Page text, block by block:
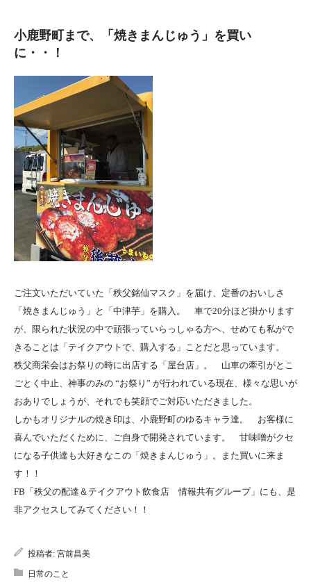
小鹿野町まで、「焼きまんじゅう」を買い
に・・！
ご注文いただいていた「秩父銘仙マスク」を届け、定番のおいしさ
「焼きまんじゅう」と「中津芋」を購入。 車で20分ほど掛かります
が、限られた状況の中で頑張っていらっしゃる方へ、せめても私がで
きることは「テイクアウトで、購入する」ことだと思っています。
秩父商栄会はお祭りの時に出店する「屋台店」。 山車の牽引がとこ
ごとく中止、神事のみの “お祭り” が行われている現在、様々な思いが
おありでしょうが、それでも笑顔でご対応いただきました。
しかもオリジナルの焼き印は、小鹿野町のゆるキャラ達。 お客様に
喜んでいただくために、ご自身で開発されています。 甘味噌がクセ
になる子供達も大好きなこの「焼きまんじゅう」。また買いに来ま
す！！
FB「秩父の配達＆テイクアウト飲食店 情報共有グループ」にも、是
非アクセスしてみてください！！
投稿者: 宮前昌美
日常のこと